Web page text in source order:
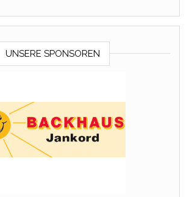
UNSERE SPONSOREN